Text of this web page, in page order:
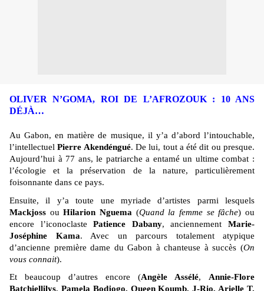
OLIVER N’GOMA, ROI DE L’AFROZOUK : 10 ANS
DÉJÀ…
Au Gabon, en matière de musique, il y’a d’abord l’intouchable,
l’intellectuelPierre Akendéngué. De lui, tout a été dit ou presque.
Aujourd’hui à 77 ans, le patriarche a entamé un ultime combat :
l’écologie et la préservation de la nature, particulièrement
foisonnante dans ce pays.
Ensuite, il y’a toute une myriade d’artistes parmi lesquels
Mackjoss ouHilarion Nguema (Quand la femme se fâche) ou
encore l’iconoclastePatience Dabany, anciennementMarie-
Joséphine Kama. Avec un parcours totalement atypique
d’ancienne première dame du Gabon à chanteuse à succès (On
vous connait).
Et beaucoup d’autres encore (Angèle Assélé, Annie-Flore
Batchiellilys, Pamela Bodjogo, Queen Koumb, J-Rio, Arielle T.